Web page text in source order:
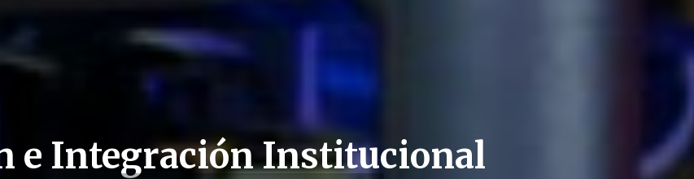
e Integración Institucional